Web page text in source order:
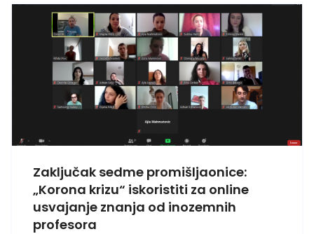
Zaključak sedme promišljaonice:
„Korona krizu“ iskoristiti za online
usvajanje znanja od inozemnih
profesora